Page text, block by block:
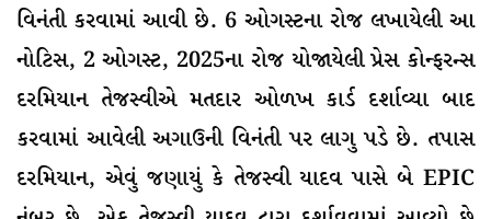
વિનંતી કરવામાં આવી છે. 6 ઓગસ્ટના રોજ લખાયેલી આ
નોટિસ, 2 ઓગસ્ટ, 2025ના રોજ યોજાયેલી પ્રેસ કોન્ફરન્સ
દરમિયાન તેજસ્વીએ મતદાર ઓળખ કાર્ડ દર્શાવ્યા બાદ
કરવામાં આવેલી અગાઉની વિનંતી પર લાગુ પડે છે. તપાસ
દરમિયાન, એવું જણાયું કે તેજસ્વી યાદવ પાસે બે EPIC